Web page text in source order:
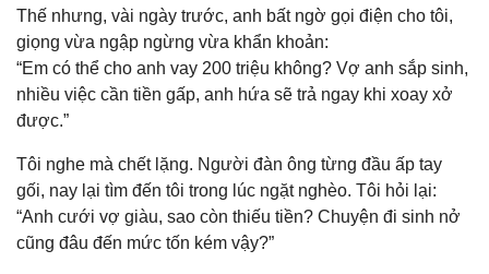
Thế nhưng, vài ngày trước, anh bất ngờ gọi điện cho tôi,
giọng vừa ngập ngừng vừa khẩn khoản:
“Em có thể cho anh vay 200 triệu không? Vợ anh sắp sinh,
nhiều việc cần tiền gấp, anh hứa sẽ trả ngay khi xoay xở
được.”
Tôi nghe mà chết lặng. Người đàn ông từng đầu ấp tay
gối, nay lại tìm đến tôi trong lúc ngặt nghèo. Tôi hỏi lại:
“Anh cưới vợ giàu, sao còn thiếu tiền? Chuyện đi sinh nở
cũng đâu đến mức tốn kém vậy?”